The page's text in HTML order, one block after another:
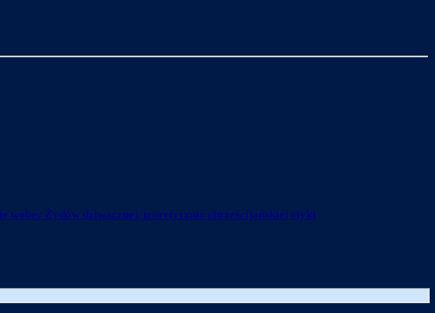
wobec Żydów dziwacznej, teoretycznie chrześcijańskiej etyki